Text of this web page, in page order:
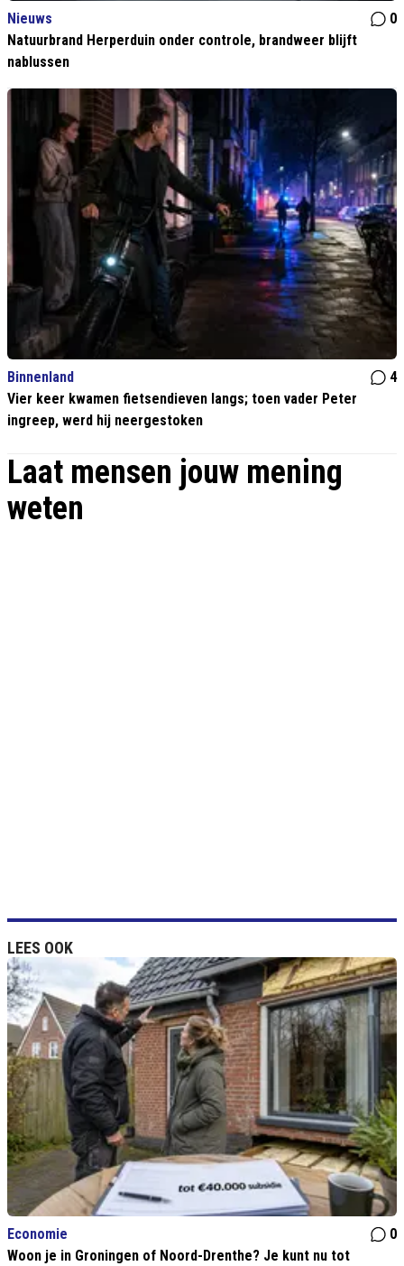
Nieuws
0
Natuurbrand Herperduin onder controle, brandweer blijft
nablussen
Binnenland
4
Vier keer kwamen fietsendieven langs; toen vader Peter
ingreep, werd hij neergestoken
Laat mensen jouw mening
weten
LEES OOK
Economie
0
Woon je in Groningen of Noord-Drenthe? Je kunt nu tot